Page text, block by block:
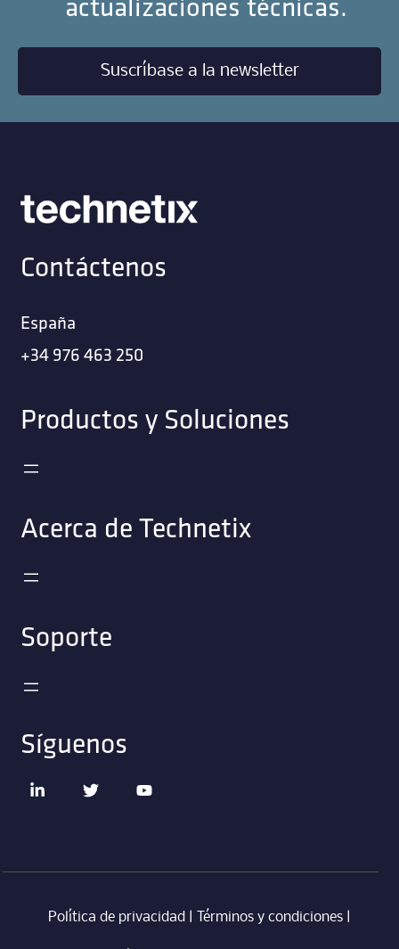
Suscríbase a la newsletter
Contáctenos
España
+34 976 463 250
Productos y Soluciones
Acerca de Technetix
Soporte
Síguenos
Política de privacidad Términos y condiciones